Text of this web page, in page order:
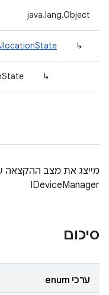
java.lang.Object
↳
↳
מייצג את מצב
IDeviceManager
סיכום
ערכי enum